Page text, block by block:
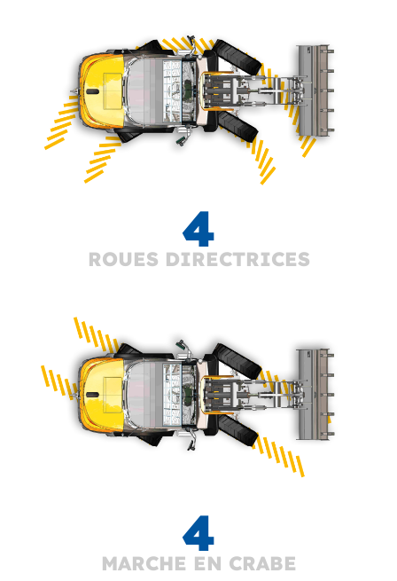
4
ROUES DIRECTRICES
4
MARCHE EN CRABE